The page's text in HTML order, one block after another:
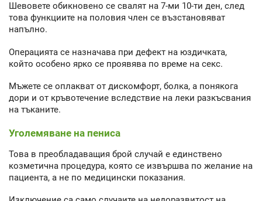
Шевовете обикновено се свалят на 7-ми 10-ти ден, след
това функциите на половия член се възстановяват
напълно.
Операцията се назначава при дефект на юздичката,
който особено ярко се проявява по време на секс.
Мъжете се оплакват от дискомфорт, болка, а понякога
дори и от кръвотечение вследствие на леки разкъсвания
на тъканите.
Уголемяване на пениса
Това в преобладаващия брой случай е единствено
козметична процедура, която се извършва по желание на
пациента, а не по медицински показания.